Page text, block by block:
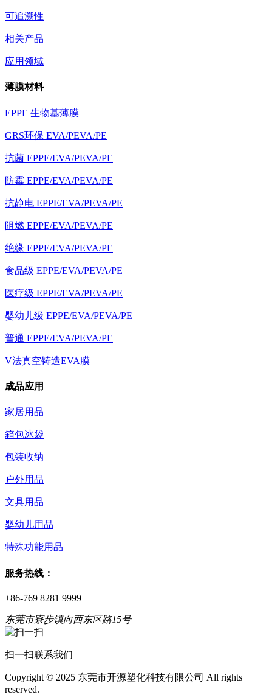
可追溯性
相关产品
应用领域
薄膜材料
EPPE 生物基薄膜
GRS环保 EVA/PEVA/PE
抗菌 EPPE/EVA/PEVA/PE
防霉 EPPE/EVA/PEVA/PE
抗静电 EPPE/EVA/PEVA/PE
阻燃 EPPE/EVA/PEVA/PE
绝缘 EPPE/EVA/PEVA/PE
食品级 EPPE/EVA/PEVA/PE
医疗级 EPPE/EVA/PEVA/PE
婴幼儿级 EPPE/EVA/PEVA/PE
普通 EPPE/EVA/PEVA/PE
V法真空铸造EVA膜
成品应用
家居用品
箱包冰袋
包装收纳
户外用品
文具用品
婴幼儿用品
特殊功能用品
服务热线：
+86-769 8281 9999
东莞市寮步镇向西东区路15号
扫一扫联系我们
Copyright © 2025 东莞市开源塑化科技有限公司 All rights
reserved.